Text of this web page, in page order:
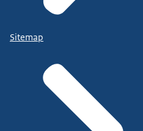
Sitemap